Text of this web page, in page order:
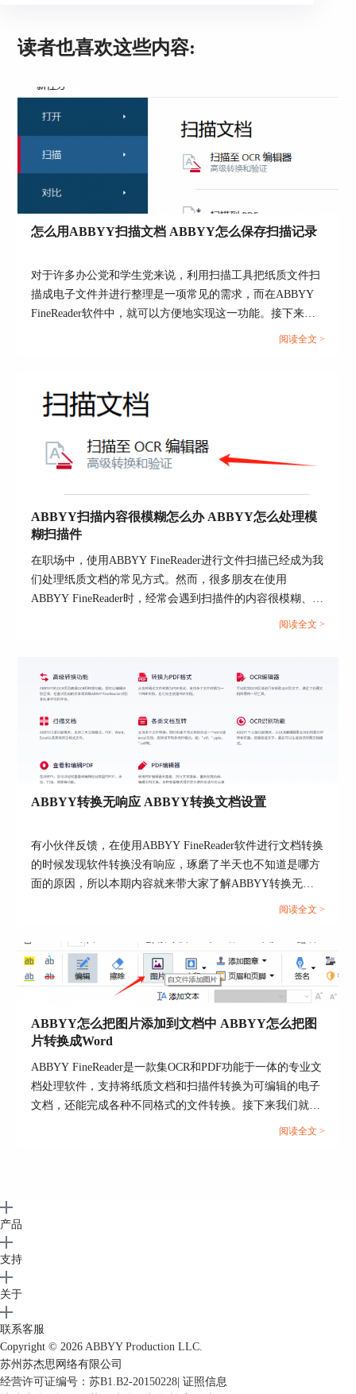
小，而且功能齐全，经过不断的优化，可以迅速地
层pdf等操作，受到广大用户的喜爱。
图3 福昕PDF阅读器
3、ABBYY FineReader 这款软件中文名叫
泰比，这是一款超级强大的PDF编辑器和OCR文字
PDF像编辑WORD文档一样轻松简单，通过OCR技
言，并可以轻松实现各种格式文档一键转换。这款
软件在PDF软件中的地位是超前的，在实际运用中
也是首选之一。
三、单层PDF怎么转换成双层PDF
涉及到转换的问题的时候总是让人感到头
疼，但是使用ABBYY FineReader将单层PDF转换成
双层PDF实际上是非常简单的一个操作，这也是小
作。
1、打开ABBYY FineReader软件，在软件
层PDR文件并双击即可导入文件。
图5 在OCR编辑器中打开指令
2、导入文件通过OCR编辑器识别文本这
下文本是否识别无误，最后点击软件菜单栏上的
【文件】，在其下拉菜单中的另存为的折叠菜中选
择【可搜索PDF文件】，另存为的文件就为双层
握好PDF软件是一门必修课，这就需要大家在平常
工作中多学习多应用。以上就是今天和大家分享的
读者也喜欢这些内容:
怎么用ABBYY扫描文档 ABBYY怎么保存扫描记录
对于许多办公党和学生党来说，利用扫描工具把纸质文件扫
描成电子文件并进行整理是一项常见的需求，而在ABBYY
FineReader软件中，就可以方便地实现这一功能。接下来我
们就一起来了解下怎么用ABBYY扫描文档，ABBYY怎么保
阅读全文 >
ABBYY扫描内容很模糊怎么办 ABBYY怎么处理模
糊扫描件
在职场中，使用ABBYY FineReader进行文件扫描已经成为我
们处理纸质文档的常见方式。然而，很多朋友在使用
ABBYY FineReader时，经常会遇到扫描件的内容很模糊、看
不清的问题。遇到这种情况该如何处理？接下来本篇文章将
阅读全文 >
ABBYY转换无响应 ABBYY转换文档设置
有小伙伴反馈，在使用ABBYY FineReader软件进行文档转换
的时候发现软件转换没有响应，琢磨了半天也不知道是哪方
面的原因，所以本期内容就来带大家了解ABBYY转换无响
应，ABBYY转换文档设置的相关操作方法。帮助大家更好
阅读全文 >
ABBYY怎么把图片添加到文档中 ABBYY怎么把图
片转换成Word
ABBYY FineReader是一款集OCR和PDF功能于一体的专业文
档处理软件，支持将纸质文档和扫描件转换为可编辑的电子
文档，还能完成各种不同格式的文件转换。接下来我们就来
带大家了解一下ABBYY怎么把图片添加到文档中，ABBYY
阅读全文 >
产品
支持
关于
联系客服
Copyright © 2026 ABBYY Production LLC.
苏州苏杰思网络有限公司
经营许可证编号：苏B1.B2-20150228| 证照信息